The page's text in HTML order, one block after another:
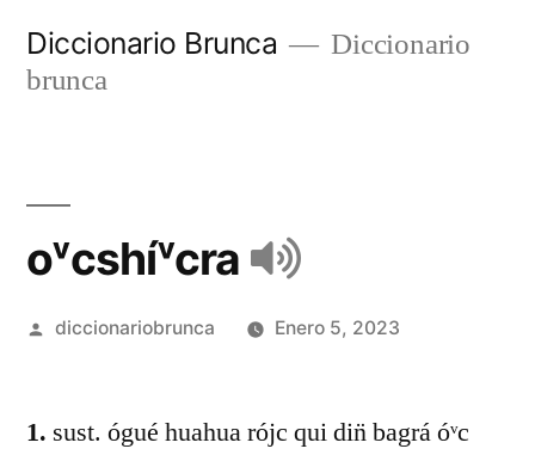
Diccionario Brunca
Diccionario
brunca
oᵛcshíᵛcra
diccionariobrunca Enero 5, 2023
1. sust. ógué huahua rójc qui din̈ bagrá óᵛc